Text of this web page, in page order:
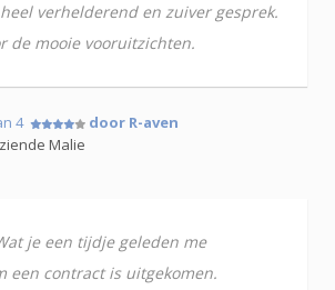
verhelderend en zuiver gesprek.
de mooie vooruitzichten.
4
door R-aven
Malie
je een tijdje geleden me
een contract is uitgekomen.